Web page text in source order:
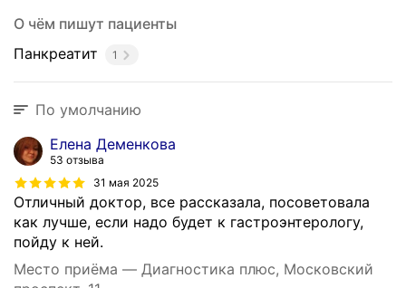
О чём пишут пациенты
Панкреатит
1
По умолчанию
Елена Деменкова
53 отзыва
31 мая 2025
Отличный доктор, все рассказала, посоветовала
как лучше, если надо будет к гастроэнтерологу,
пойду к ней.
Место приёма — Диагностика плюс, Московский